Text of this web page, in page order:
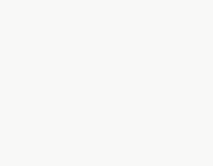
Мужчины
может